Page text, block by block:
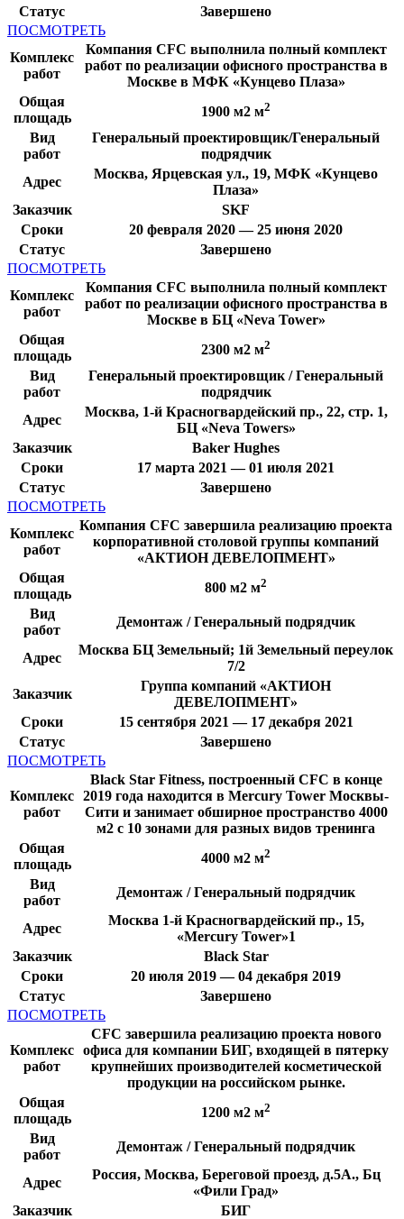
Статус
Завершено
ПОСМОТРЕТЬ
Комплекс
работ
Компания CFC выполнила полный комплект
работ по реализации офисного пространства в
Москве в МФК «Кунцево Плаза»
Общая
площадь
1900 м2 м2
Вид
работ
Генеральный проектировщик/Генеральный
подрядчик
Адрес
Москва, Ярцевская ул., 19, МФК «Кунцево
Плаза»
Заказчик
SKF
Сроки
20 февраля 2020 — 25 июня 2020
Статус
Завершено
ПОСМОТРЕТЬ
Комплекс
работ
Компания CFC выполнила полный комплект
работ по реализации офисного пространства в
Москве в БЦ «Neva Tower»
Общая
площадь
2300 м2 м2
Вид
работ
Генеральный проектировщик / Генеральный
подрядчик
Адрес
Москва, 1-й Красногвардейский пр., 22, стр. 1,
БЦ «Neva Towers»
Заказчик
Baker Hughes
Сроки
17 марта 2021 — 01 июля 2021
Статус
Завершено
ПОСМОТРЕТЬ
Комплекс
работ
Компания CFC завершила реализацию проекта
корпоративной столовой группы компаний
«АКТИОН ДЕВЕЛОПМЕНТ»
Общая
площадь
800 м2 м2
Вид
работ
Демонтаж / Генеральный подрядчик
Адрес
Москва БЦ Земельный; 1й Земельный переулок
7/2
Заказчик
Группа компаний «АКТИОН
ДЕВЕЛОПМЕНТ»
Сроки
15 сентября 2021 — 17 декабря 2021
Статус
Завершено
ПОСМОТРЕТЬ
Комплекс
работ
Black Star Fitness, построенный CFC в конце
2019 года находится в Mercury Tower Москвы-
Сити и занимает обширное пространство 4000
м2 с 10 зонами для разных видов тренинга
Общая
площадь
4000 м2 м2
Вид
работ
Демонтаж / Генеральный подрядчик
Адрес
Москва 1-й Красногвардейский пр., 15,
«Mercury Tower»1
Заказчик
Black Star
Сроки
20 июля 2019 — 04 декабря 2019
Статус
Завершено
ПОСМОТРЕТЬ
Комплекс
работ
CFC завершила реализацию проекта нового
офиса для компании БИГ, входящей в пятерку
крупнейших производителей косметической
продукции на российском рынке.
Общая
площадь
1200 м2 м2
Вид
работ
Демонтаж / Генеральный подрядчик
Адрес
Россия, Москва, Береговой проезд, д.5А., Бц
«Фили Град»
Заказчик
БИГ